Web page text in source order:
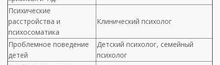
Психические
расстройства и
психосоматика
Клинический психолог
Проблемное поведение
детей
Детский психолог, семейный
психолог